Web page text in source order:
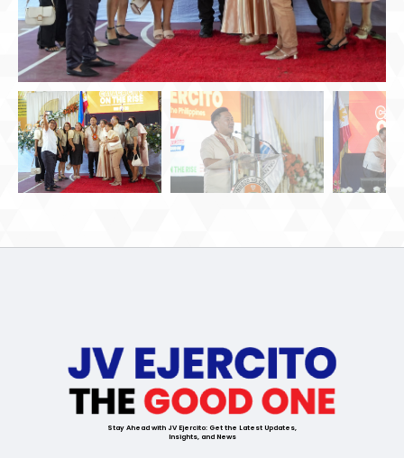
Stay Ahead with JV Ejercito: Get the Latest Updates,
Insights, and News